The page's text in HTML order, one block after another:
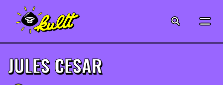
JULES CESAR